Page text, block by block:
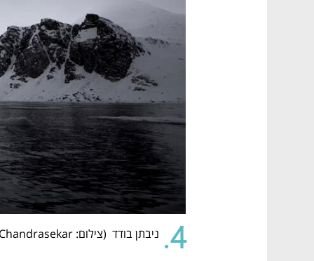
4. ניבתן בודד  (צילום: Malini Chandrasekar